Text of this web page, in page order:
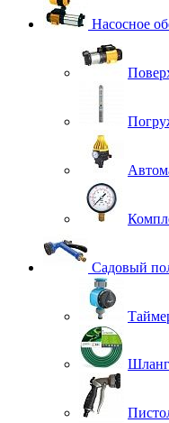
Насосное
Садовый